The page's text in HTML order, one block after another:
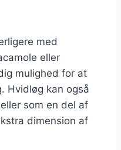
med
eller
mulighed for at
Hvidløg kan også
som en del af
dimension af